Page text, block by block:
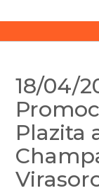
to
18/04/
Plazita